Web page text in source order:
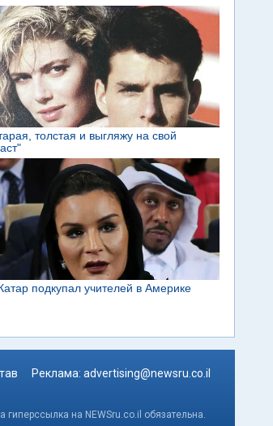
Реклама: advertising@newsru.co.il
на NEWSru.co.il обязательна.